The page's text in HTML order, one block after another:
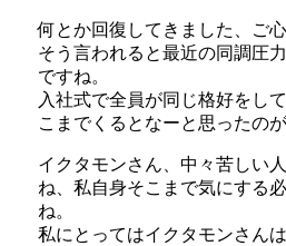
何とか回復してきました、ご
そう言われると最近の同調圧
ですね。
入社式で全員が同じ格好をし
こまでくるとなーと思ったの
イクタモンさん、中々苦しい
ね、私自身そこまで気にする
ね。
私にとってはイクタモンさん